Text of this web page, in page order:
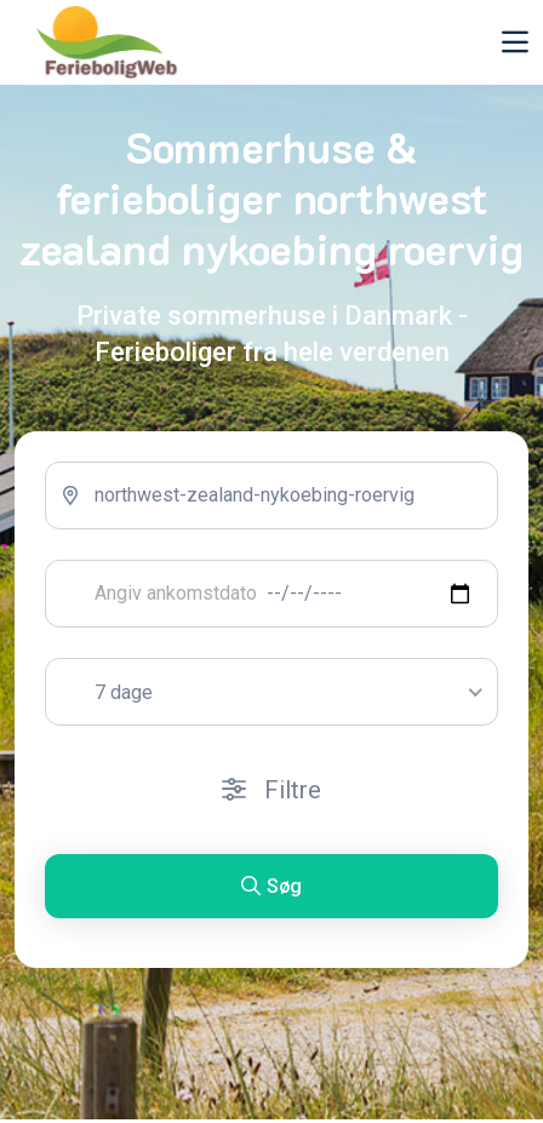
Sommerhuse &
ferieboliger northwest
zealand nykoebing roervig
Private sommerhuse i Danmark -
Ferieboliger fra hele verdenen
7 dage
Filtre
Søg